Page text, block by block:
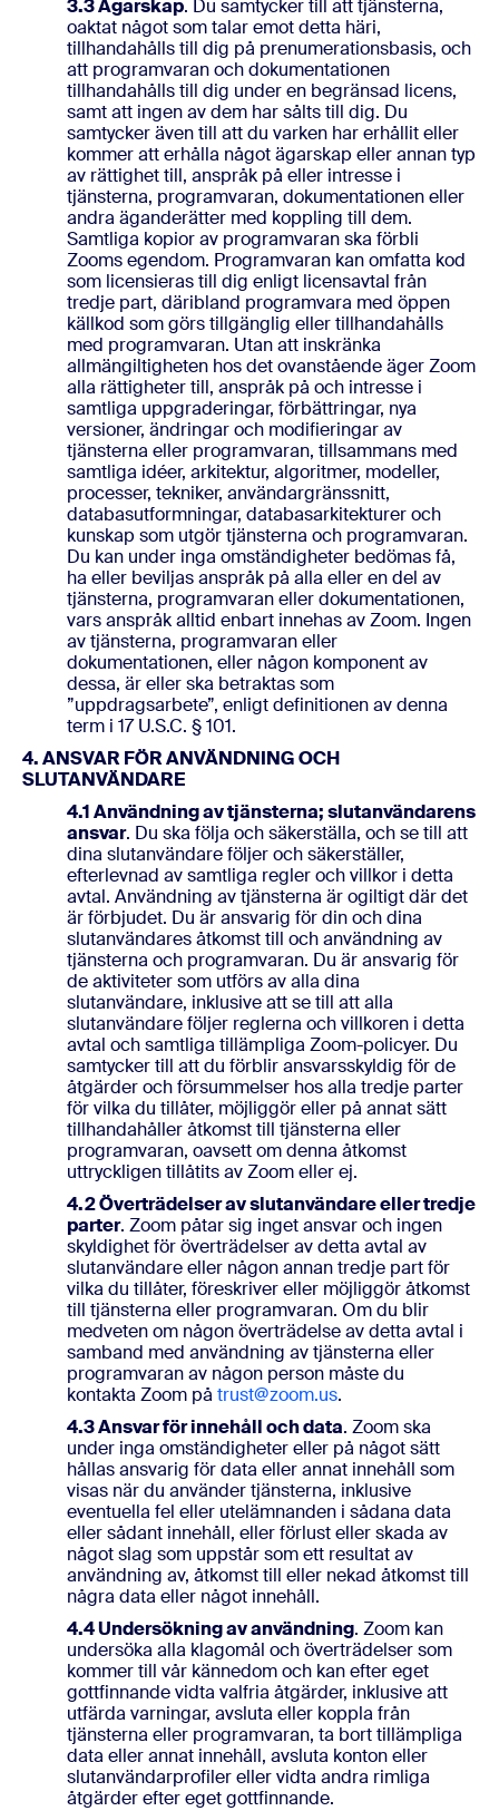
3.3 Ägarskap. Du samtycker till att tjänsterna,
oaktat något som talar emot detta häri,
tillhandahålls till dig på prenumerationsbasis, och
att programvaran och dokumentationen
tillhandahålls till dig under en begränsad licens,
samt att ingen av dem har sålts till dig. Du
samtycker även till att du varken har erhållit eller
kommer att erhålla något ägarskap eller annan typ
av rättighet till, anspråk på eller intresse i
tjänsterna, programvaran, dokumentationen eller
andra äganderätter med koppling till dem.
Samtliga kopior av programvaran ska förbli
Zooms egendom. Programvaran kan omfatta kod
som licensieras till dig enligt licensavtal från
tredje part, däribland programvara med öppen
källkod som görs tillgänglig eller tillhandahålls
med programvaran. Utan att inskränka
allmängiltigheten hos det ovanstående äger Zoom
alla rättigheter till, anspråk på och intresse i
samtliga uppgraderingar, förbättringar, nya
versioner, ändringar och modifieringar av
tjänsterna eller programvaran, tillsammans med
samtliga idéer, arkitektur, algoritmer, modeller,
processer, tekniker, användargränssnitt,
databasutformningar, databasarkitekturer och
kunskap som utgör tjänsterna och programvaran.
Du kan under inga omständigheter bedömas få,
ha eller beviljas anspråk på alla eller en del av
tjänsterna, programvaran eller dokumentationen,
vars anspråk alltid enbart innehas av Zoom. Ingen
av tjänsterna, programvaran eller
dokumentationen, eller någon komponent av
dessa, är eller ska betraktas som
”uppdragsarbete”, enligt definitionen av denna
term i 17 U.S.C. § 101.
4. ANSVAR FÖR ANVÄNDNING OCH
SLUTANVÄNDARE
4.1 Användning av tjänsterna; slutanvändarens
ansvar. Du ska följa och säkerställa, och se till att
dina slutanvändare följer och säkerställer,
efterlevnad av samtliga regler och villkor i detta
avtal. Användning av tjänsterna är ogiltigt där det
är förbjudet. Du är ansvarig för din och dina
slutanvändares åtkomst till och användning av
tjänsterna och programvaran. Du är ansvarig för
de aktiviteter som utförs av alla dina
slutanvändare, inklusive att se till att alla
slutanvändare följer reglerna och villkoren i detta
avtal och samtliga tillämpliga Zoom-policyer. Du
samtycker till att du förblir ansvarsskyldig för de
åtgärder och försummelser hos alla tredje parter
för vilka du tillåter, möjliggör eller på annat sätt
tillhandahåller åtkomst till tjänsterna eller
programvaran, oavsett om denna åtkomst
uttryckligen tillåtits av Zoom eller ej.
4.2 Överträdelser av slutanvändare eller tredje
parter. Zoom påtar sig inget ansvar och ingen
skyldighet för överträdelser av detta avtal av
slutanvändare eller någon annan tredje part för
vilka du tillåter, föreskriver eller möjliggör åtkomst
till tjänsterna eller programvaran. Om du blir
medveten om någon överträdelse av detta avtal i
samband med användning av tjänsterna eller
programvaran av någon person måste du
kontakta Zoom på trust@zoom.us.
4.3 Ansvar för innehåll och data. Zoom ska
under inga omständigheter eller på något sätt
hållas ansvarig för data eller annat innehåll som
visas när du använder tjänsterna, inklusive
eventuella fel eller utelämnanden i sådana data
eller sådant innehåll, eller förlust eller skada av
något slag som uppstår som ett resultat av
användning av, åtkomst till eller nekad åtkomst till
några data eller något innehåll.
4.4 Undersökning av användning. Zoom kan
undersöka alla klagomål och överträdelser som
kommer till vår kännedom och kan efter eget
gottfinnande vidta valfria åtgärder, inklusive att
utfärda varningar, avsluta eller koppla från
tjänsterna eller programvaran, ta bort tillämpliga
data eller annat innehåll, avsluta konton eller
slutanvändarprofiler eller vidta andra rimliga
åtgärder efter eget gottfinnande.